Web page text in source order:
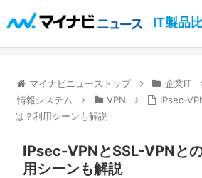
IT製品
マイナビニューストップ 企業IT
情報システム
VPN
IPsec-
は？利用シーンも解説
IPsec-VPNとSSL-VPNと
用シーンも解説